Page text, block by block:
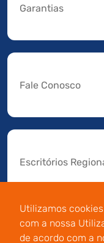
Utilizamos
com a nossa
de acordo com a
Garantias
Fale Conosco
Escritórios
Av. Manoel da